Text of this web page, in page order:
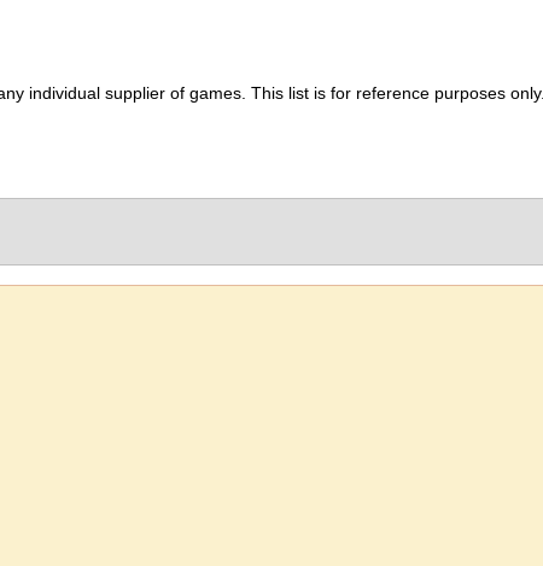
individual supplier of games. This list is for reference purposes only.